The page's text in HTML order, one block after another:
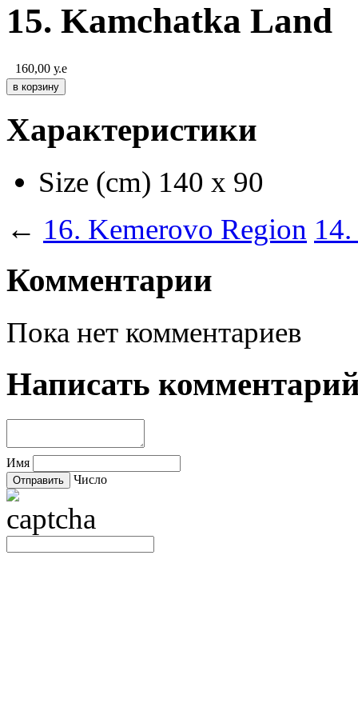
15. Kamchatka Land
160,00 у.е
Характеристики
Size (cm) 140 х 90
← 16. Kemerovo Region
Комментарии
Пока нет комментариев
Написать
Имя
Число